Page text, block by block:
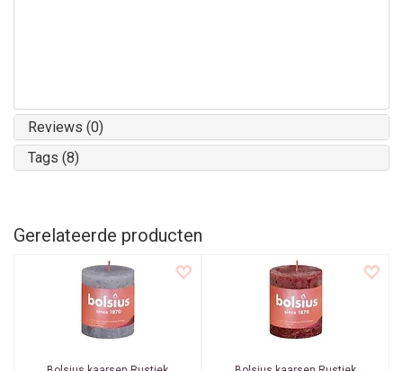
Reviews (0)
Tags (8)
Gerelateerde producten